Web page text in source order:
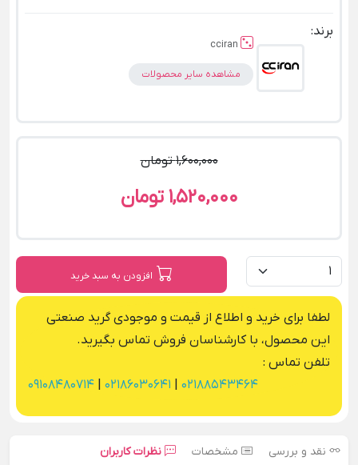
برند:
cciran
مشاهده سایر محصولات
1,600,000 تومان
1,520,000 تومان
افزودن به سبد خرید
لطفا برای خرید و اطلاع از قیمت و موجودی گرید صنعتی
این محصول، با کارشناسان فروش تماس بگیرید.
تلفن تماس :
02188543464
02186030641
09108480714
نقد و بررسی مشخصات نظرات کاربران